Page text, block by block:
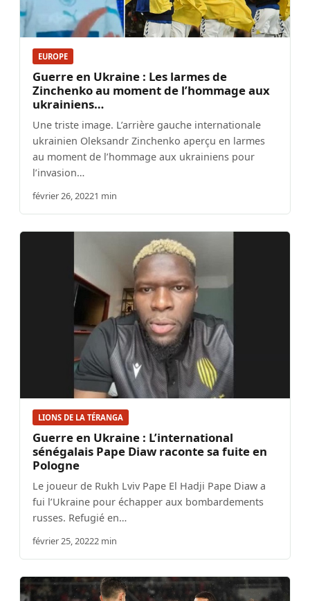
EUROPE
Guerre en Ukraine : Les larmes de
Zinchenko au moment de l’hommage aux
ukrainiens…
Une triste image. L’arrière gauche internationale
ukrainien Oleksandr Zinchenko aperçu en larmes
au moment de l’hommage aux ukrainiens pour
l’invasion…
février 26, 20221 min
LIONS DE LA TÉRANGA
Guerre en Ukraine : L’international
sénégalais Pape Diaw raconte sa fuite en
Pologne
Le joueur de Rukh Lviv Pape El Hadji Pape Diaw a
fui l’Ukraine pour échapper aux bombardements
russes. Refugié en…
février 25, 20222 min